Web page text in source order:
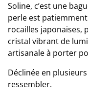
Soline, c’est une
perle est patiemment
rocailles japonaises,
cristal vibrant de
artisanale à porter
Déclinée en
ressembler.